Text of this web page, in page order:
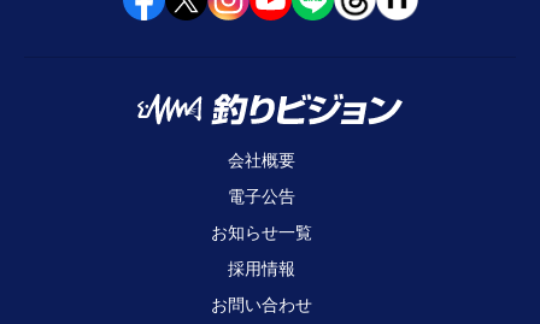
会社概要
電子公告
お知らせ一覧
採用情報
お問い合わせ